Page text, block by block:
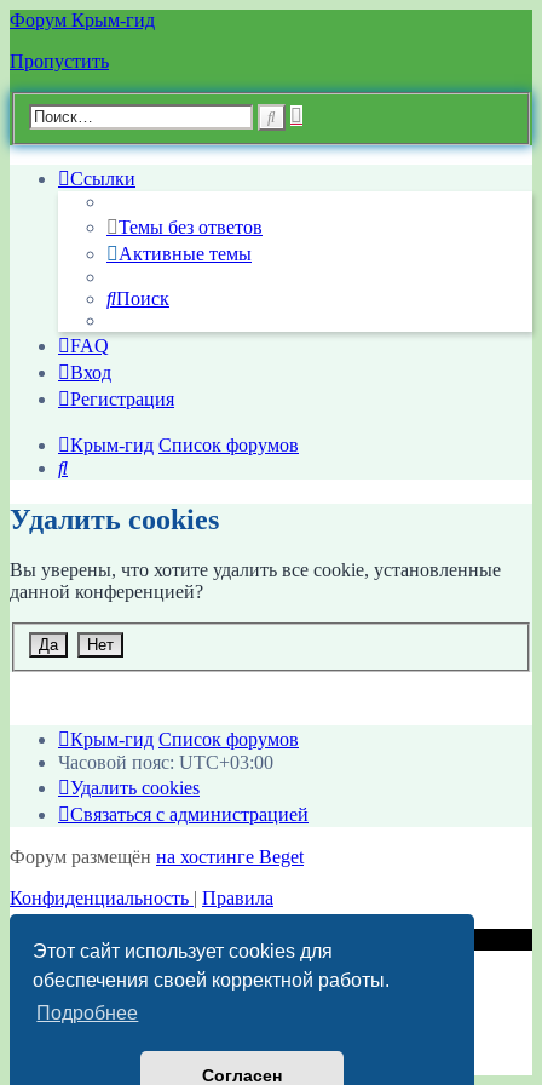
Этот сайт использует cookies для
обеспечения своей корректной работы.
Подробнее
Согласен
Форум Крым-гид
Пропустить
ПоискРасширенный
поиск
Ссылки
Темы без ответов
Активные темы
Поиск
FAQ
Вход
Регистрация
Крым-гид Список форумов
Поиск
Удалить cookies
Вы уверены, что хотите удалить все cookie, установленные
данной конференцией?
Крым-гид Список форумов
Часовой пояс: UTC+03:00
Удалить cookies
Связаться с администрацией
Форум размещён на хостинге Beget
Конфиденциальность | Правила